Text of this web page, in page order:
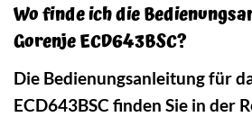
Wo finde ich die
Gorenje ECD643BSC?
Die Bedienungsanleitung für
ECD643BSC finden Sie in der